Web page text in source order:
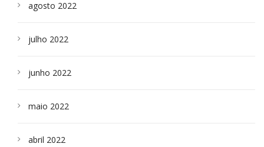
agosto 2022
julho 2022
junho 2022
maio 2022
abril 2022